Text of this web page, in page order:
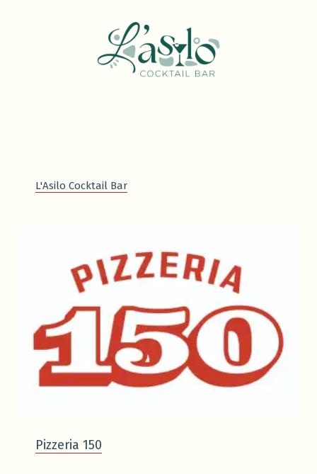
L'Asilo Cocktail Bar
Pizzeria 150